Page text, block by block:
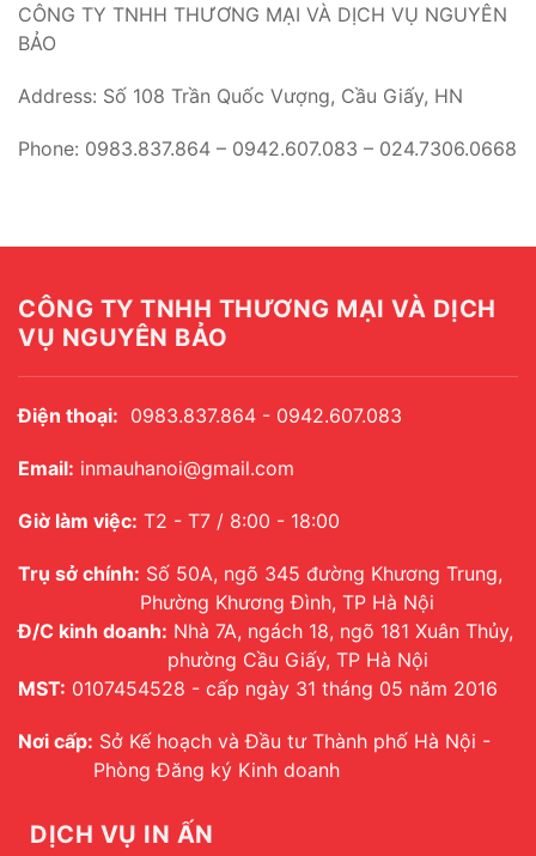
CÔNG TY TNHH THƯƠNG MẠI VÀ DỊCH VỤ NGUYÊN
BẢO
Address: Số 108 Trần Quốc Vượng, Cầu Giấy, HN
Phone: 0983.837.864 – 0942.607.083 – 024.7306.0668
CÔNG TY TNHH THƯƠNG MẠI VÀ DỊCH
VỤ NGUYÊN BẢO
Điện thoại: 0983.837.864 - 0942.607.083
Email: inmauhanoi@gmail.com
Giờ làm việc: T2 - T7 / 8:00 - 18:00
Trụ sở chính: Số 50A, ngõ 345 đường Khương Trung,
Phường Khương Đình, TP Hà Nội
Đ/C kinh doanh: Nhà 7A, ngách 18, ngõ 181 Xuân Thủy,
phường Cầu Giấy, TP Hà Nội
MST: 0107454528 - cấp ngày 31 tháng 05 năm 2016
Nơi cấp: Sở Kế hoạch và Đầu tư Thành phố Hà Nội -
Phòng Đăng ký Kinh doanh
DỊCH VỤ IN ẤN